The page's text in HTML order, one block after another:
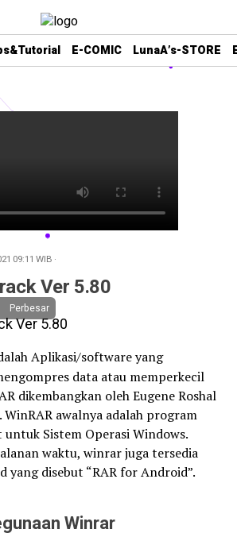
E-COMIC LunaA’s-STORE
09:11 WIB ·
Ver 5.80
Perbesar
Aplikasi/software yang
data atau memperkecil
dikembangkan oleh Eugene Roshal
awalnya adalah program
untuk Sistem Operasi Windows.
waktu, winrar juga tersedia
yang disebut “RAR for Android”.
Winrar